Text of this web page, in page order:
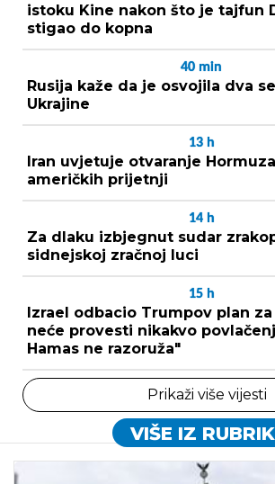
istoku Kine nakon što je tajfun
stigao do kopna
40 min
Rusija kaže da je osvojila dva
Ukrajine
13 h
Iran uvjetuje otvaranje
američkih prijetnji
14 h
Za dlaku izbjegnut sudar
sidnejskoj zračnoj luci
15 h
Izrael odbacio Trumpov plan za
neće provesti nikakvo
Hamas ne razoruža"
Prikaži više vijesti
VIŠE IZ